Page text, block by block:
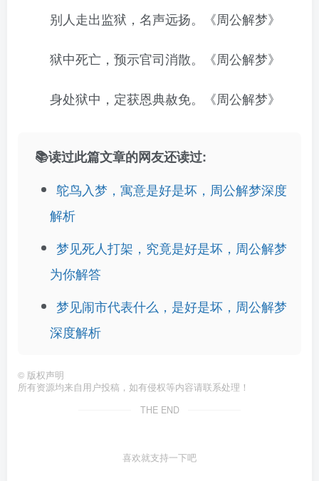
别人走出监狱，名声远扬。《周公解梦》
狱中死亡，预示官司消散。《周公解梦》
身处狱中，定获恩典赦免。《周公解梦》
📚读过此篇文章的网友还读过:
鸵鸟入梦，寓意是好是坏，周公解梦深度
解析
梦见死人打架，究竟是好是坏，周公解梦
为你解答
梦见闹市代表什么，是好是坏，周公解梦
深度解析
© 版权声明
所有资源均来自用户投稿，如有侵权等内容请联系处理！
THE END
喜欢就支持一下吧